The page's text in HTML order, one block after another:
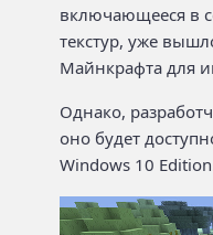
включающееся в
текстур, уже
Майнкрафта для
Однако,
оно будет
Windows 10